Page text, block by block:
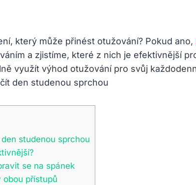
který může přinést otužování? Pokud ano,
a zjistíme, které z nich je efektivnější
využít výhod otužování pro svůj
studenou sprchou
se na spánek
přístupů